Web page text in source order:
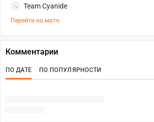
Team Cyanide
Перейти на матч
Комментарии
ПО ДАТЕ ПО ПОПУЛЯРНОСТИ